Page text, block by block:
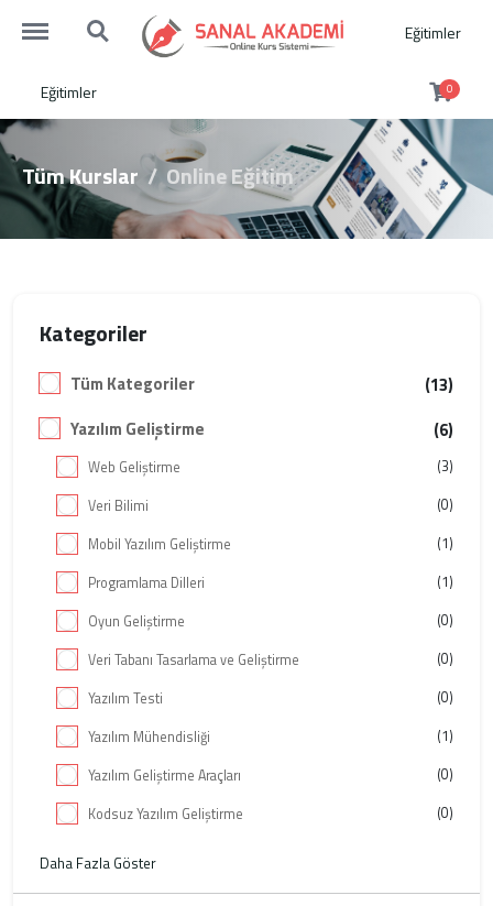
https://sanalakademi.demobul.com.tr/menu
https://sanalakademi.demobul.com.tr/search Eğitimler
Eğitimler 0
Tüm Kurslar Online Eğitim
Kategoriler
Tüm Kategoriler
(13)
Yazılım Geliştirme
(6)
Web Geliştirme
(3)
Veri Bilimi
(0)
Mobil Yazılım Geliştirme
(1)
Programlama Dilleri
(1)
Oyun Geliştirme
(0)
Veri Tabanı Tasarlama ve Geliştirme
(0)
Yazılım Testi
(0)
Yazılım Mühendisliği
(1)
Yazılım Geliştirme Araçları
(0)
Kodsuz Yazılım Geliştirme
(0)
Daha Fazla Göster